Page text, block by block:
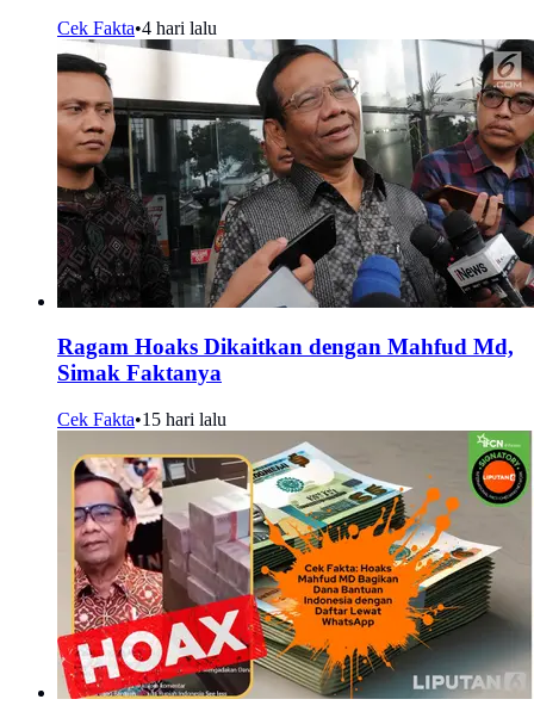
Cek Fakta•4 hari lalu
Ragam Hoaks Dikaitkan dengan Mahfud Md,
Simak Faktanya
Cek Fakta•15 hari lalu